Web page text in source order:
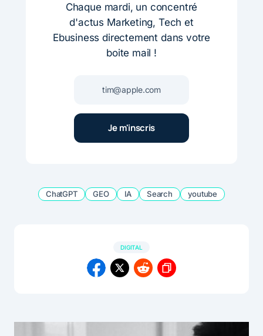
Chaque mardi, un concentré
d'actus Marketing, Tech et
Ebusiness directement dans votre
boite mail !
ChatGPT GEO IA Search youtube
DIGITAL